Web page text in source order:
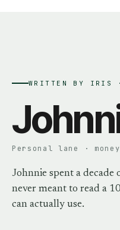
WRITTEN BY IRIS
Personal lane ·
Johnnie spent a
never meant to read a
can actually use.